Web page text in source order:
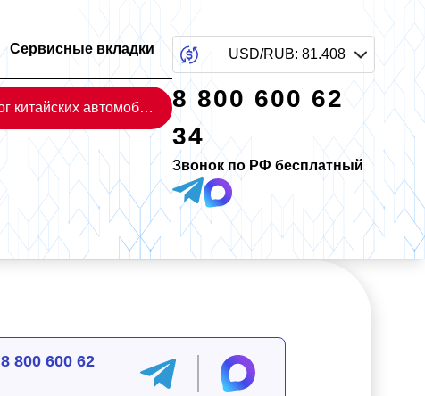
Сервисные вкладки
Каталог китайских автомобилей
USD/RUB: 81.408
8 800 600 62
34
Звонок по РФ бесплатный
8 800 600 62